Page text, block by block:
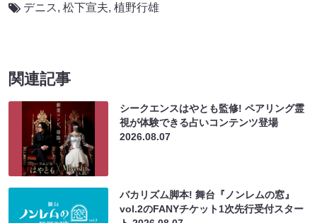
デニス, 松下宣夫, 植野行雄
関連記事
シークエンスはやとも監修! ペアリング霊
視が体験できる占いコンテンツ登場
2026.08.07
バカリズム脚本! 舞台『ノンレムの窓』
vol.2のFANYチケット1次先行受付スター